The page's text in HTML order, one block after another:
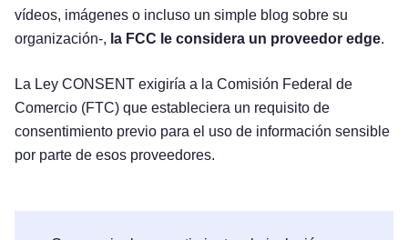
vídeos, imágenes o incluso un simple blog sobre su
organización-, la FCC le considera un proveedor edge.
La Ley CONSENT exigiría a la Comisión Federal de
Comercio (FTC) que estableciera un requisito de
consentimiento previo para el uso de información sensible
por parte de esos proveedores.